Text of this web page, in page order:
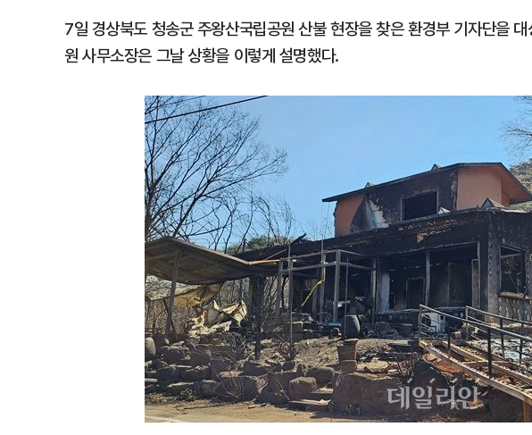
7일 경상북도 청송군 주왕산국립공원 산불 현장을 찾은 환경부 기자단을
원 사무소장은 그날 상황을 이렇게 설명했다.